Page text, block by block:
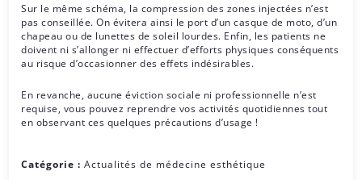
Sur le même schéma, la compression des zones injectées n’est
pas conseillée. On évitera ainsi le port d’un casque de moto, d’un
chapeau ou de lunettes de soleil lourdes. Enfin, les patients ne
doivent ni s’allonger ni effectuer d’efforts physiques conséquents
au risque d’occasionner des effets indésirables.
En revanche, aucune éviction sociale ni professionnelle n’est
requise, vous pouvez reprendre vos activités quotidiennes tout
en observant ces quelques précautions d’usage !
Catégorie :Actualités de médecine esthétique